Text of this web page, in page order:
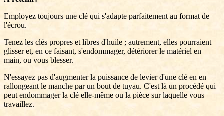
Employez toujours une clé qui s'adapte parfaitement au format de
l'écrou.
Tenez les clés propres et libres d'huile ; autrement, elles pourraient
glisser et, en ce faisant, s'endommager, détériorer le matériel en
main, ou vous blesser.
N'essayez pas d'augmenter la puissance de levier d'une clé en en
rallongeant le manche par un bout de tuyau. C'est là un procédé qui
peut endommager la clé elle-même ou la pièce sur laquelle vous
travaillez.